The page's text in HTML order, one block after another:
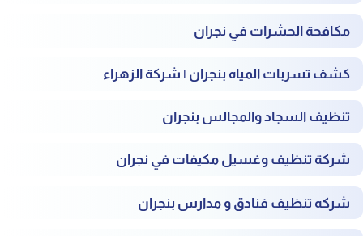
مكافحة الحشرات في نجران
كشف تسربات المياه بنجران | شركة الزهراء
تنظيف السجاد والمجالس بنجران
شركة تنظيف وغسيل مكيفات في نجران
شركه تنظيف فنادق و مدارس بنجران